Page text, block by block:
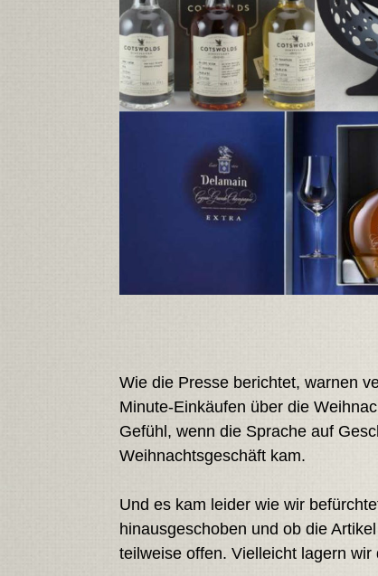
Wie die Presse berichtet, warnen
Minute-Einkäufen über die
Gefühl, wenn die Sprache auf
Weihnachtsgeschäft kam.
Und es kam leider wie wir
hinausgeschoben und ob die
teilweise offen. Vielleicht lagern